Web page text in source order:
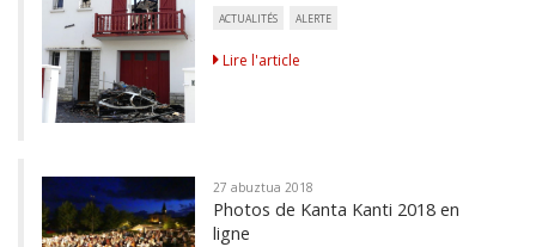
ACTUALITÉS ALERTE
Lire l'article
27 abuztua 2018
Photos de Kanta Kanti 2018 en
ligne